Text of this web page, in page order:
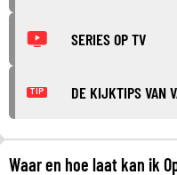
SERIES OP TV
TIP DE KIJKTIPS VAN
Waar en hoe laat kan ik